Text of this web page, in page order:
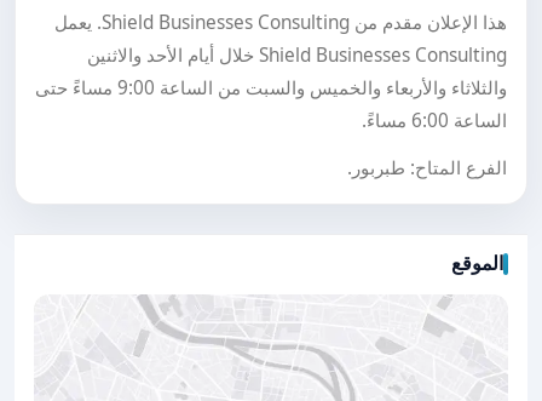
هذا الإعلان مقدم من Shield Businesses Consulting. يعمل
Shield Businesses Consulting خلال أيام الأحد والاثنين
والثلاثاء والأربعاء والخميس والسبت من الساعة 9:00 مساءً حتى
الساعة 6:00 مساءً.
الفرع المتاح: طبربور.
الموقع